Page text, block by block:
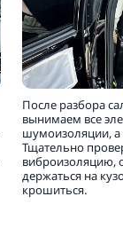
После разбора
вынимаем все
шумоизоляции, а
Тщательно
виброизоляцию,
держаться на
крошиться.